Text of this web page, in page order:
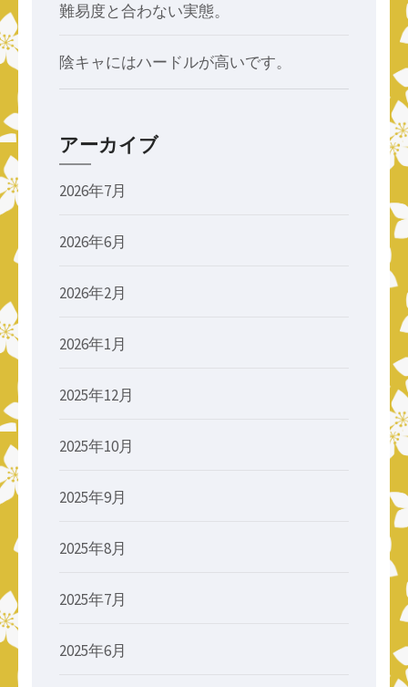
難易度と合わない実態。
陰キャにはハードルが高いです。
アーカイブ
2026年7月
2026年6月
2026年2月
2026年1月
2025年12月
2025年10月
2025年9月
2025年8月
2025年7月
2025年6月